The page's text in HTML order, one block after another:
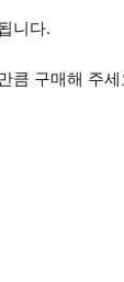
니다.
큼 구매해 주세